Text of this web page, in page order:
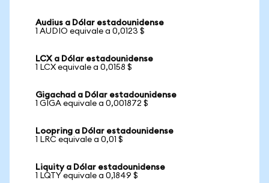
Audius a Dólar estadounidense
1 AUDIO equivale a 0,0123 $
LCX a Dólar estadounidense
1 LCX equivale a 0,0158 $
Gigachad a Dólar estadounidense
1 GIGA equivale a 0,001872 $
Loopring a Dólar estadounidense
1 LRC equivale a 0,01 $
Liquity a Dólar estadounidense
1 LQTY equivale a 0,1849 $